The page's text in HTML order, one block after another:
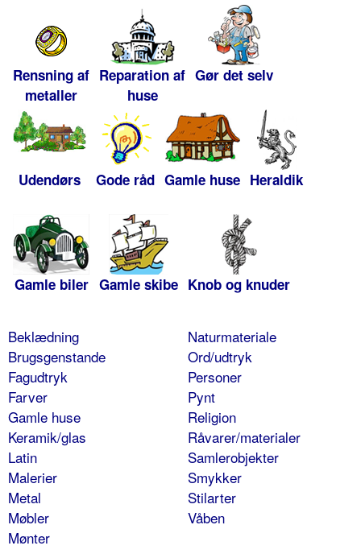
Rensning af
metaller
Reparation af
huse
Gør det selv
Udendørs Gode råd Gamle huse Heraldik
Gamle biler Gamle skibe Knob og knuder
Beklædning
Brugsgenstande
Fagudtryk
Farver
Gamle huse
Keramik/glas
Latin
Malerier
Metal
Møbler
Mønter
Naturmateriale
Ord/udtryk
Personer
Pynt
Religion
Råvarer/materialer
Samlerobjekter
Smykker
Stilarter
Våben